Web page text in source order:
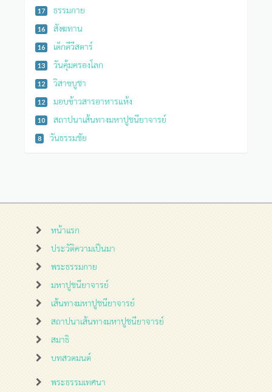
17 ธรรมกาย
16 สังฆทาน
16 เด็กดีวีสตาร์
13 วันคุ้มครองโลก
12 วิสาขบูชา
12 มอบข้าวสารอาหารแห้ง
10 สถาปนาเส้นทางมหาปูชนียาจารย์
8 วันธรรมชัย
หน้าแรก
ประวัติความเป็นมา
พระธรรมกาย
มหาปูชนียาจารย์
เส้นทางมหาปูชนียาจารย์
สถาปนาเส้นทางมหาปูชนียาจารย์
สมาธิ
บทสวดมนต์
พระธรรมเทศนา